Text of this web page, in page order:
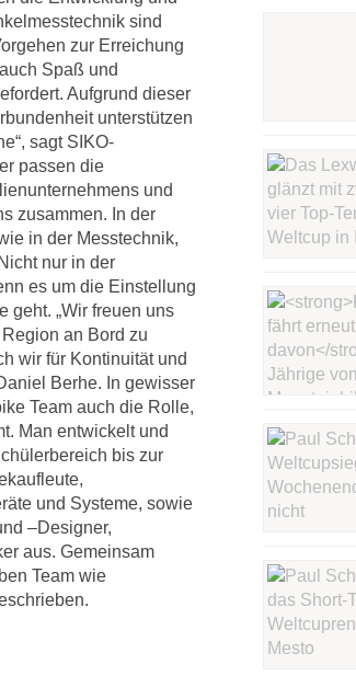
sind
zur Erreichung
Spaß und
Aufgrund dieser
unterstützen
sagt SIKO-
passen die
und
zusammen. In der
in der Messtechnik,
nur in der
es um die Einstellung
geht. „Wir freuen uns
an Bord zu
wir für Kontinuität und
Berhe. In gewisser
Team auch die Rolle,
Man entwickelt und
bis zur
und Systeme, sowie
–Designer,
aus. Gemeinsam
Team wie